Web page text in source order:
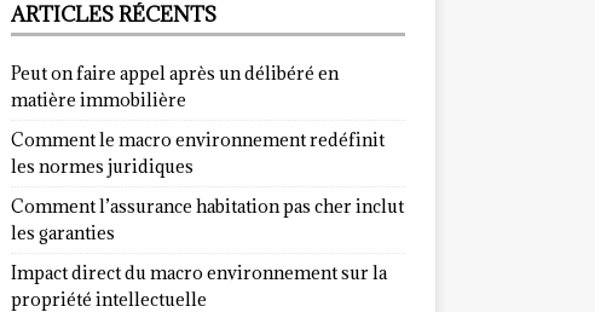
ARTICLES RÉCENTS
Peut on faire appel après un délibéré en
matière immobilière
Comment le macro environnement redéfinit
les normes juridiques
Comment l’assurance habitation pas cher inclut
les garanties
Impact direct du macro environnement sur la
propriété intellectuelle